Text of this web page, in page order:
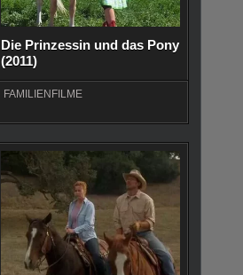
Die Prinzessin und das Pony
(2011)
FAMILIENFILME